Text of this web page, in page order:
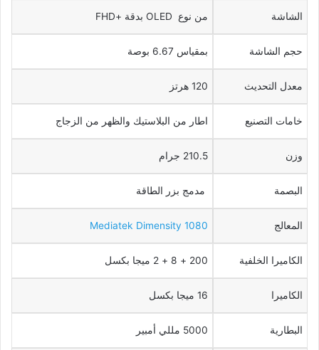
الشاشة من نوع OLED بدقة +FHD
حجم الشاشة بمقياس 6.67 بوصة
معدل التحديث 120 هرتز
خامات التصنيع اطار من البلاستيك والظهر من الزجاج
وزن 210.5 جرام
البصمة مدمج بزر الطاقة
المعالج Mediatek Dimensity 1080
الكاميرا الخلفية 200 + 8 + 2 ميجا بكسل
الكاميرا 16 ميجا بكسل
البطارية 5000 مللي أمبير